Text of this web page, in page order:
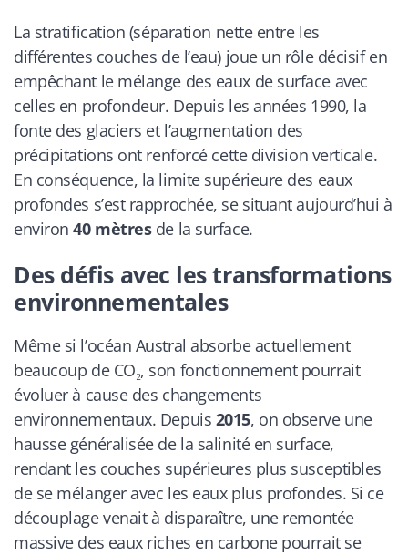
La stratification (séparation nette entre les
différentes couches de l’eau) joue un rôle décisif en
empêchant le mélange des eaux de surface avec
celles en profondeur. Depuis les années 1990, la
fonte des glaciers et l’augmentation des
précipitations ont renforcé cette division verticale.
En conséquence, la limite supérieure des eaux
profondes s’est rapprochée, se situant aujourd’hui à
environ40 mètresde la surface.
Des défis avec les transformations
environnementales
Même si l’océan Austral absorbe actuellement
beaucoup de CO₂, son fonctionnement pourrait
évoluer à cause des changements
environnementaux. Depuis 2015, on observe une
hausse généralisée de la salinité en surface,
rendant les couches supérieures plus susceptibles
de se mélanger avec les eaux plus profondes. Si ce
découplage venait à disparaître, une remontée
massive des eaux riches en carbone pourrait se